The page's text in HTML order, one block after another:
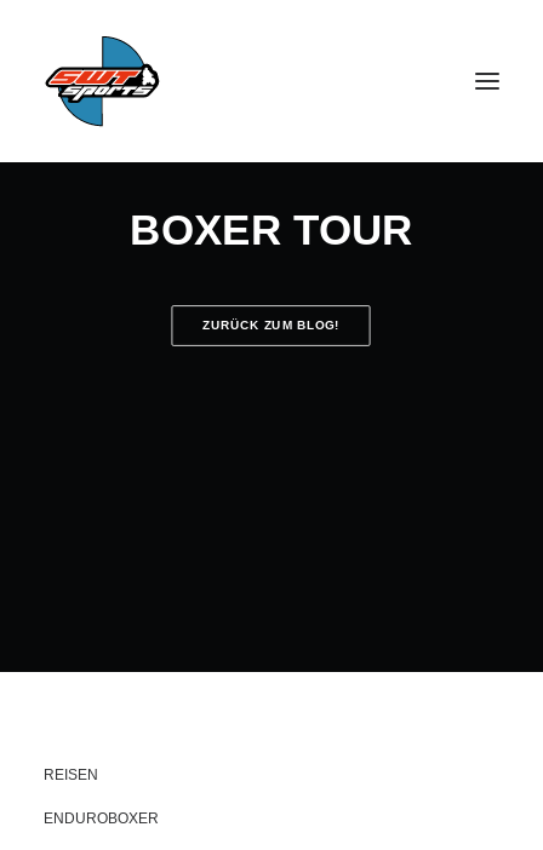
SEARCH
BOXER TOUR
ZURÜCK ZUM BLOG!
REISEN
ENDUROBOXER